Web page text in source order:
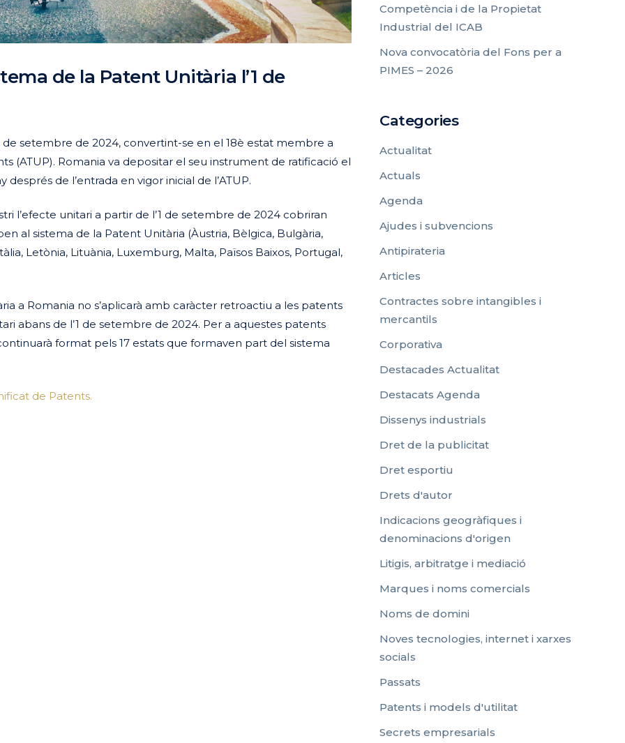
de la Patent Unitària l’1 de
de setembre de 2024, convertint-se en el 18è estat membre a
(ATUP). Romania va depositar el seu instrument de ratificació el
de l’entrada en vigor inicial de l’ATUP.
l’efecte unitari a partir de l’1 de setembre de 2024 cobriran
al sistema de la Patent Unitària (Àustria, Bèlgica, Bulgària,
Letònia, Lituània, Luxemburg, Malta, Països Baixos, Portugal,
a Romania no s’aplicarà amb caràcter retroactiu a les patents
abans de l’1 de setembre de 2024. Per a aquestes patents
format pels 17 estats que formaven part del sistema
de Patents.
Competència i de la Propietat
Industrial del ICAB
Nova convocatòria del Fons per a
PIMES – 2026
Categories
Actualitat
Actuals
Agenda
Ajudes i subvencions
Antipirateria
Articles
Contractes sobre intangibles i
mercantils
Corporativa
Destacades Actualitat
Destacats Agenda
Dissenys industrials
Dret de la publicitat
Dret esportiu
Drets d'autor
Indicacions geogràfiques i
denominacions d'origen
Litigis, arbitratge i mediació
Marques i noms comercials
Noms de domini
Noves tecnologies, internet i xarxes
socials
Passats
Patents i models d'utilitat
Secrets empresarials